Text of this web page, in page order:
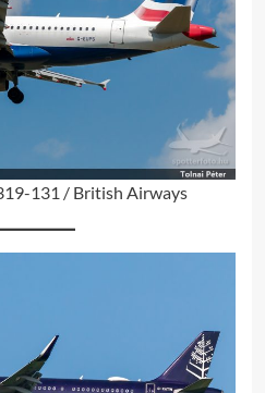
131 / British Airways